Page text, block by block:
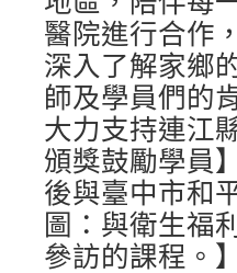
醫院進行合作
深入了解家鄉
師及學員們的
大力支持連江
頒獎鼓勵學員
後與臺中市和
圖：與衛生福
參訪的課程。】